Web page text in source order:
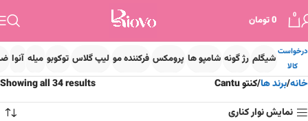
0
0تومان
درخواست
کالا
شیگلم رژ گونه شامپو ها پرومکس فرکننده مو لیپ گلاس توکوبو میله آنوا
خانه برند ها کنتو Cantu
Showing all 34 results
نمایش نوار کناری